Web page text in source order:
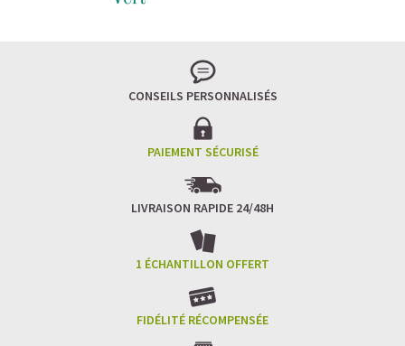
CONSEILS PERSONNALISÉS
PAIEMENT SÉCURISÉ
LIVRAISON RAPIDE 24/48H
1 ÉCHANTILLON OFFERT
FIDÉLITÉ RÉCOMPENSÉE